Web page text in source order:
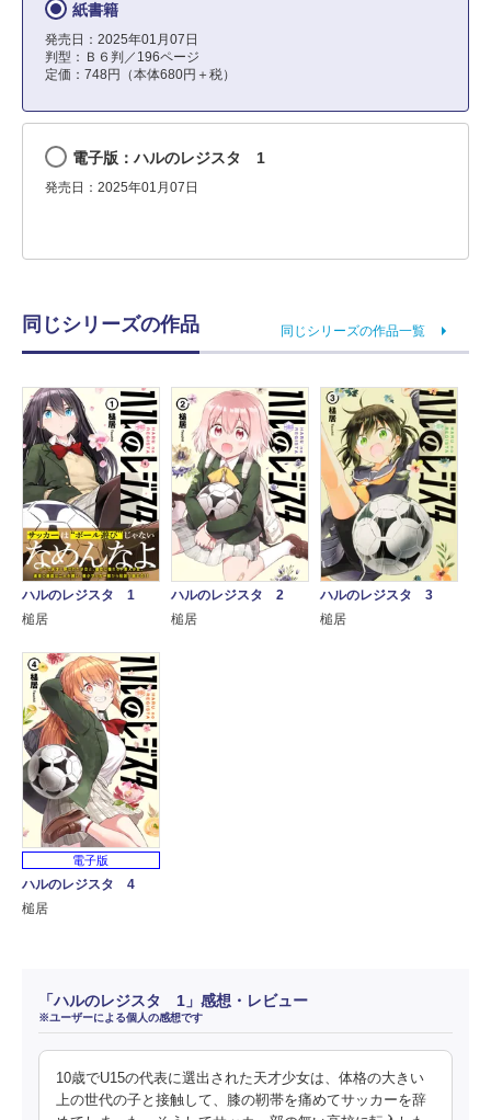
紙書籍
発売日：2025年01月07日
判型：Ｂ６判／196ページ
定価：748円（本体680円＋税）
電子版：ハルのレジスタ 1
発売日：2025年01月07日
同じシリーズの作品 同じシリーズの作品一覧
ハルのレジスタ 1
槌居
ハルのレジスタ 2
槌居
ハルのレジスタ 3
槌居
電子版
ハルのレジスタ 4
槌居
「ハルのレジスタ 1」感想・レビュー
※ユーザーによる個人の感想です
10歳でU15の代表に選出された天才少女は、体格の大きい
上の世代の子と接触して、膝の靭帯を痛めてサッカーを辞